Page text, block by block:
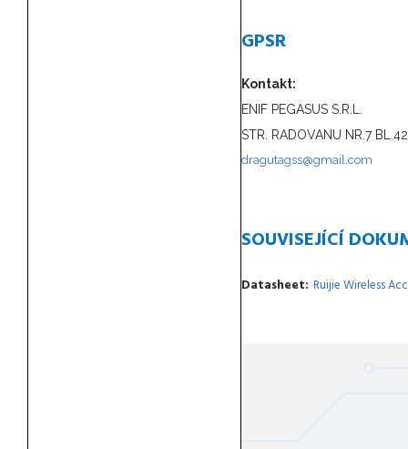
GPSR
Kontakt:
ENIF PEGASUS S.R.L.
STR. RADOVANU NR.7
dragutagss@gmail.com
SOUVISEJÍCÍ
Datasheet Ruijie Wireless